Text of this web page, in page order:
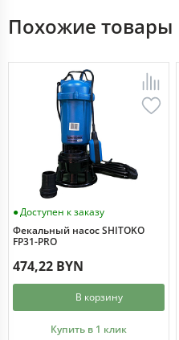
Похожие товары
Доступен к заказу
Фекальный насос SHITOKO
FP31-PRO
474,22 BYN
В корзину
Купить в 1 клик